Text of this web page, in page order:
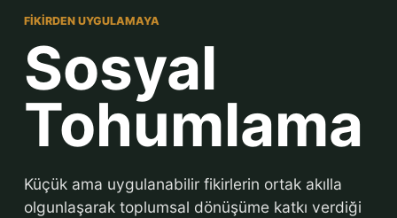
FIKIRDEN UYGULAMAYA
Sosyal
Tohumlama
Küçük ama uygulanabilir fikirlerin ortak akılla
olgunlaşarak toplumsal dönüşüme katkı verdiği